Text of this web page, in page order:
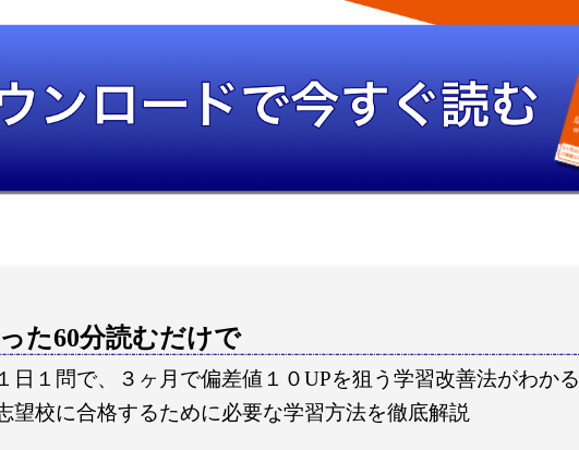
た60分読むだけで
日１問で、３ヶ月で偏差値１０UPを狙う学習改善法がわかる
望校に合格するために必要な学習方法を徹底解説